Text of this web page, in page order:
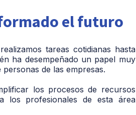
el futuro
tareas cotidianas hasta
ha desempeñado un papel muy
de las empresas.
los procesos de recursos
los profesionales de esta área